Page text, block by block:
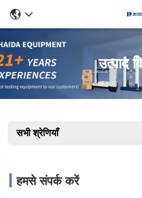
उत्पाद
सभी श्रेणियाँ
हमसे संपर्क करें